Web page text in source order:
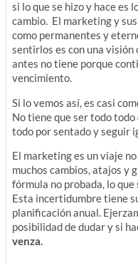
si lo que se hizo y hace es
cambio. El marketing y
como permanentes y
sentirlos es con una
antes no tiene porque
vencimiento.
Si lo vemos así, es casi
No tiene que ser todo
todo por sentado y seguir
El marketing es un viaje
muchos cambios, atajos y
fórmula no probada, lo
Esta incertidumbre tiene
planificación anual.
posibilidad de dudar y si
venza.